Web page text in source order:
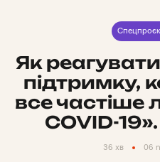
Як
підтримку,
все частіше
COVID-
36 хв 06